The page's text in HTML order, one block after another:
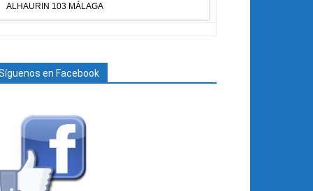
ALHAURIN 103 MÁLAGA
en Facebook